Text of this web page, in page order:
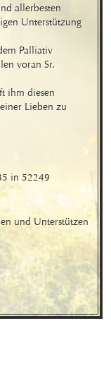
allerbesten
Unterstützung
Palliativ
voran Sr.
ihm diesen
Lieben zu
in 52249
und Unterstützen